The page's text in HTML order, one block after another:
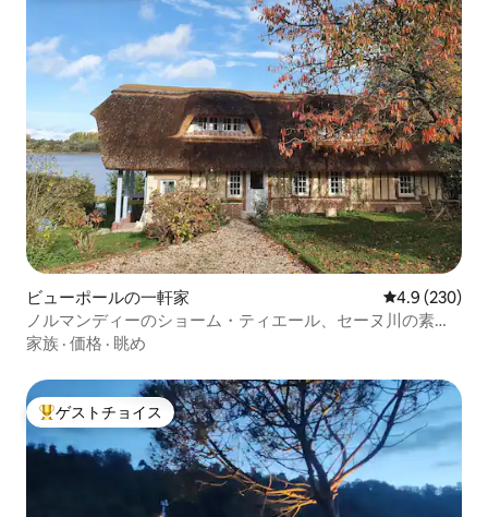
ビューポールの一軒家 レビュー230
4.9 (230)
ノルマンディーのショーム・ティエール、セーヌ川の素晴
らしい景色
家族 · 価格 · 眺め
大好評のゲストチョイスです。
ゲストチョイス